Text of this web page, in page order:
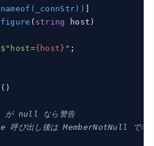
( string host )
$"host={host} " ;
( )
null なら警告
び出し後は MemberNotNull で非